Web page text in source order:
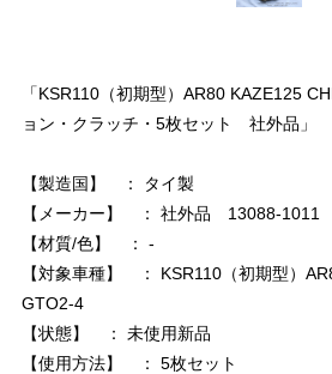
「KSR110（初期型）AR80 KAZE125
ョン・クラッチ・5枚セット 社外品」
【製造国】 ： タイ製
【メーカー】 ： 社外品 13088-1011
【材質/色】 ： -
【対象車種】 ： KSR110（初期型）
GTO2-4
【状態】 ： 未使用新品
【使用方法】 ： 5枚セット